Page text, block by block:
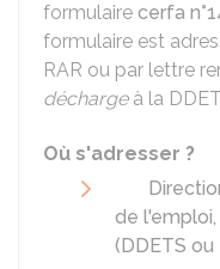
formulaire cerfa
formulaire est
RAR ou par lettre
déchargeà la
Où s'adresser ?
de
(DDETS